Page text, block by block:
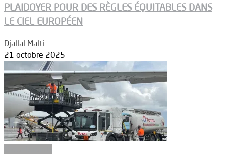
PLAIDOYER POUR DES RÈGLES ÉQUITABLES DANS
LE CIEL EUROPÉEN
Djallal Malti -
21 octobre 2025